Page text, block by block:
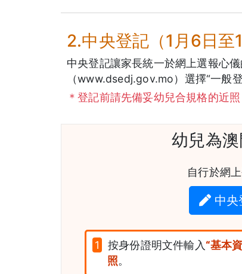
2.中央登記（1月6日至
中央登記讓家長統一於網上選報心
（www.dsedj.gov.mo）選擇“一般
＊登記前請先備妥幼兒合規格的近照
幼兒為
自行於網上
中央
1 按身份證明文件輸入 “基本
照。